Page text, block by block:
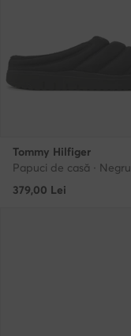
Tommy Hilfiger
Papuci de casă · Negru
379,00 Lei